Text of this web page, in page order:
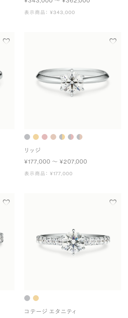
表示商品： ¥343,000
リッジ
¥177,000 〜 ¥207,000
表示商品： ¥177,000
コテージ エタニティ